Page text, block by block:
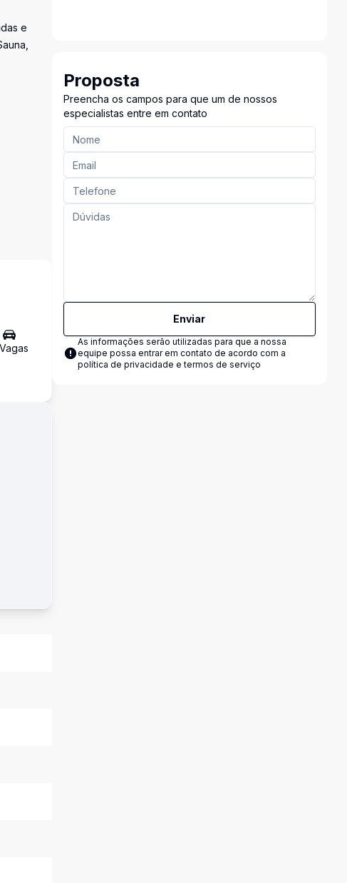
e
Vagas
Proposta
Preencha os campos para que um de nossos
especialistas entre em contato
Enviar
As informações serão utilizadas para que a nossa
equipe possa entrar em contato de acordo com a
política de privacidade e termos de serviço